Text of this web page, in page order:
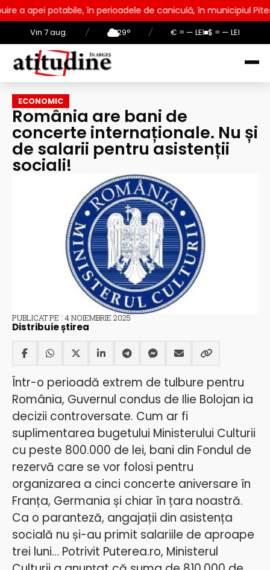
Vin 7 aug. / 29° / € = — LEI $ = — LEI
în perioadele de caniculă, în municipiul Pitești!
ECONOMIC
România are bani de
concerte internaționale. Nu și
de salarii pentru asistenții
sociali!
PUBLICAT PE : 4 NOIEMBRIE 2025
Distribuie știrea
Într-o perioadă extrem de tulbure pentru
România, Guvernul condus de Ilie Bolojan ia
decizii controversate. Cum ar fi
suplimentarea bugetului Ministerului Culturii
cu peste 800.000 de lei, bani din Fondul de
rezervă care se vor folosi pentru
organizarea a cinci concerte aniversare în
Franța, Germania și chiar în țara noastră.
Ca o paranteză, angajații din asistența
socială nu și-au primit salariile de aproape
trei luni… Potrivit Puterea.ro, Ministerul